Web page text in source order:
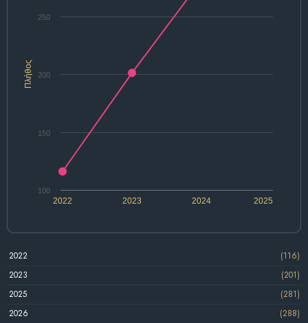
Πλήθος
2022 2024
2023 2025
100
150
200
250
2022
(116)
2023
(201)
2025
(281)
2026
(288)